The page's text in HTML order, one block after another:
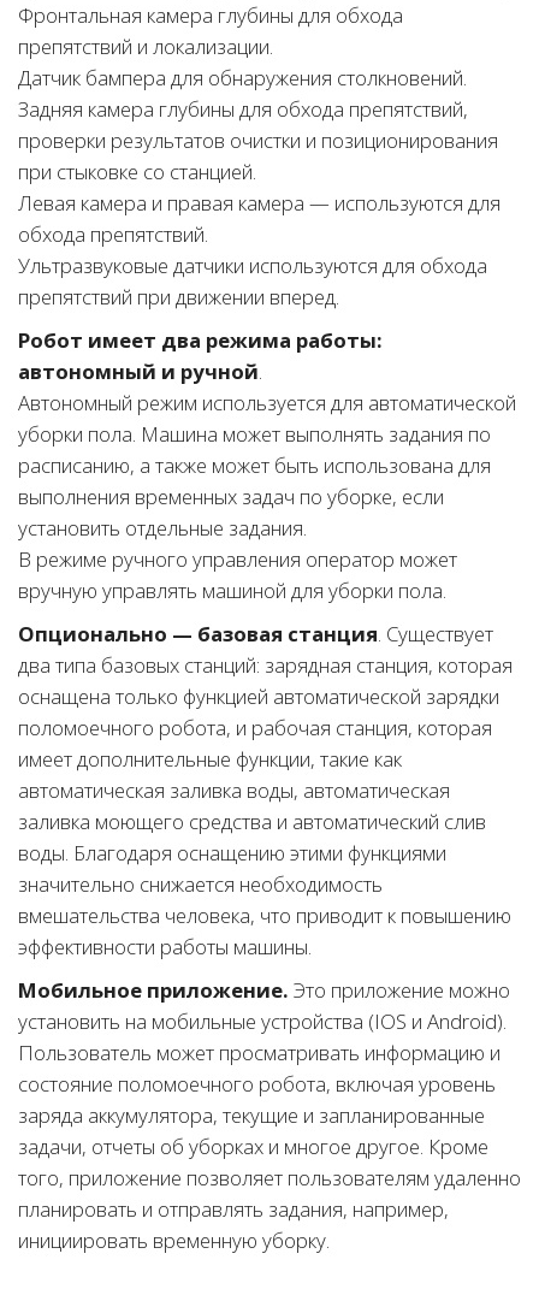
Фронтальная камера глубины для обхода
препятствий и локализации.
Датчик бампера для обнаружения столкновений.
Задняя камера глубины для обхода препятствий,
проверки результатов очистки и позиционирования
при стыковке со станцией.
Левая камера и правая камера — используются для
обхода препятствий.
Ультразвуковые датчики используются для обхода
препятствий при движении вперед.
Робот имеет два режима работы:
автономный и ручной.
Автономный режим используется для автоматической
уборки пола. Машина может выполнять задания по
расписанию, а также может быть использована для
выполнения временных задач по уборке, если
установить отдельные задания.
В режиме ручного управления оператор может
вручную управлять машиной для уборки пола.
Опционально — базовая станция. Существует
два типа базовых станций: зарядная станция, которая
оснащена только функцией автоматической зарядки
поломоечного робота, и рабочая станция, которая
имеет дополнительные функции, такие как
автоматическая заливка воды, автоматическая
заливка моющего средства и автоматический слив
воды. Благодаря оснащению этими функциями
значительно снижается необходимость
вмешательства человека, что приводит к повышению
эффективности работы машины.
Мобильное приложение. Это приложение можно
установить на мобильные устройства (IOS и Android).
Пользователь может просматривать информацию и
состояние поломоечного робота, включая уровень
заряда аккумулятора, текущие и запланированные
задачи, отчеты об уборках и многое другое. Кроме
того, приложение позволяет пользователям удаленно
планировать и отправлять задания, например,
инициировать временную уборку.